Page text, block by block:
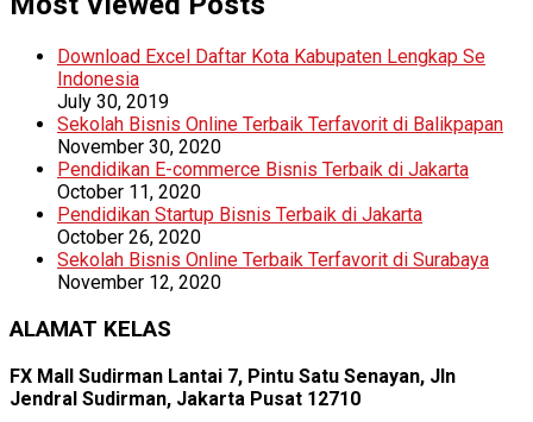
Download Excel Daftar Kota Kabupaten Lengkap Se
Indonesia
July 30, 2019
Sekolah Bisnis Online Terbaik Terfavorit di Balikpapan
November 30, 2020
Pendidikan E-commerce Bisnis Terbaik di Jakarta
October 11, 2020
Pendidikan Startup Bisnis Terbaik di Jakarta
October 26, 2020
Sekolah Bisnis Online Terbaik Terfavorit di Surabaya
November 12, 2020
ALAMAT KELAS
FX Mall Sudirman Lantai 7, Pintu Satu Senayan, Jln
Jendral Sudirman, Jakarta Pusat 12710